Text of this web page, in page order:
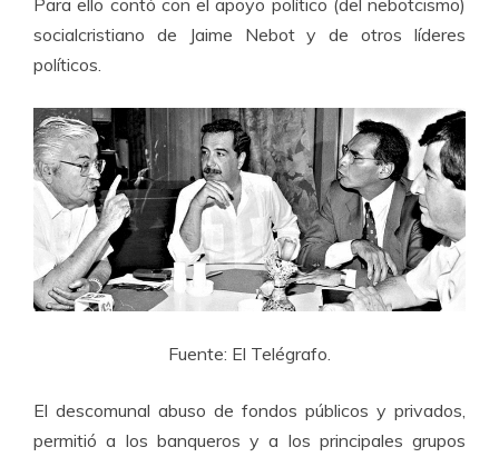
socialcristiano de Jaime Nebot y de otros líderes
políticos.
Fuente: El Telégrafo.
El descomunal abuso de fondos públicos y privados,
permitió a los banqueros y a los principales grupos